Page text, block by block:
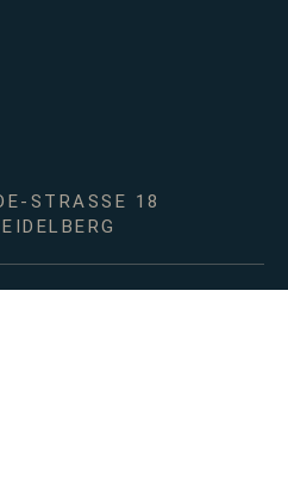
STRASSE 18